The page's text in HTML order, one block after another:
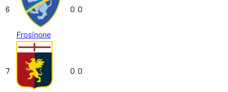
6
Frosinone
0 0
7 0 0